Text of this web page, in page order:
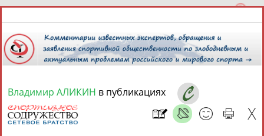
8 августа 2026 года,
СПОРТСМЕНЫ, ТРЕНЕРЫ И СПЕЦИАЛИСТЫ
Владимир АЛИКИН в публикациях